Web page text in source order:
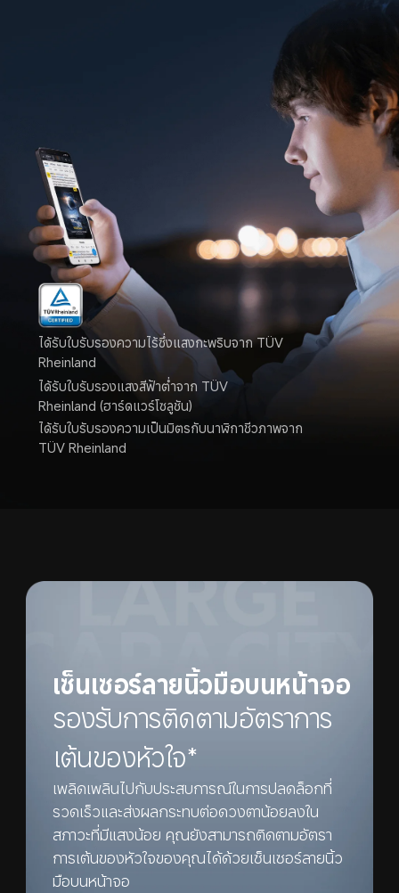
ได้รับใบรับรองแสงสีฟ้าต่ำจาก TÜV
Rheinland (ฮาร์ดแวร์โซลูชัน)
ได้รับใบรับรองความไร้ซึ่งแสงกะพริบจาก TÜV
Rheinland
ได้รับใบรับรองความเป็นมิตรกับนาฬิกาชีวภาพจาก
TÜV Rheinland
เซ็นเซอร์ลายนิ้วมือบนหน้าจอ
รองรับการติดตามอัตราการ
เต้นของหัวใจ*
เพลิดเพลินไปกับประสบการณ์ในการปลดล็อกที่
รวดเร็วและส่งผลกระทบต่อดวงตาน้อยลงใน
สภาวะที่มีแสงน้อย คุณยังสามารถติดตามอัตรา
การเต้นของหัวใจของคุณได้ด้วยเซ็นเซอร์ลายนิ้ว
มือบนหน้าจอ